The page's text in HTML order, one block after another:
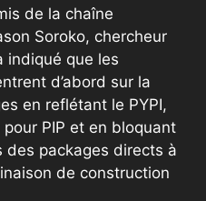
de la chaîne
Soroko, chercheur
indiqué que les
d’abord sur la
en reflétant le PYPI,
PIP et en bloquant
packages directs à
de construction